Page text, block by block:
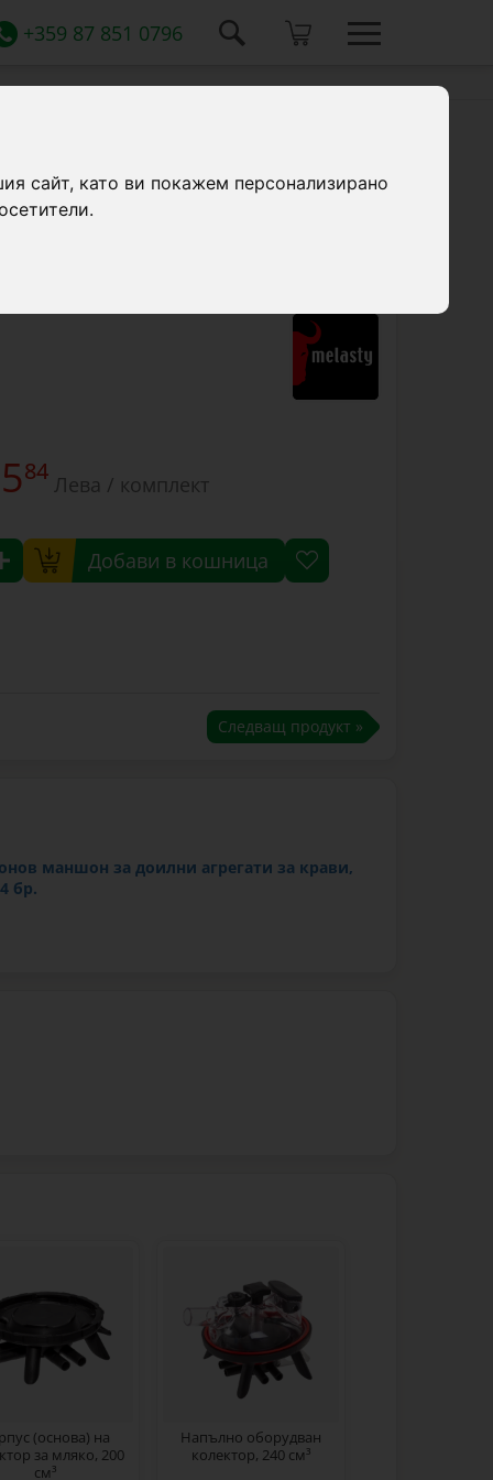
сайт, като ви покажем персонализирано
+359 87 851 0796
от 4 бр.
(ръкав) за доилни агрегати за
84 Лева / комплект
Добави в кошница
Следващ продукт »
маншон за доилни агрегати за крави,
бр.
(основа) на
за мляко, 200
см³
Напълно оборудван
колектор, 240 см³